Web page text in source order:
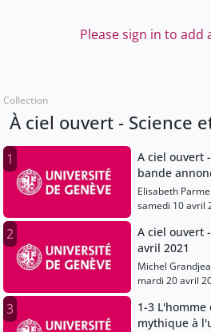
Please sign in to add
Collection
À ciel ouvert - Science
1
A ciel ouvert
bande
Elisabeth
samedi 10 avril
2
A ciel ouvert
avril 2021
Michel
Christophe
Pepe, Meynet
Elisabeth
mardi 20 avril
3
1-3
mythique à